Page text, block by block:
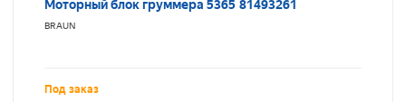
Моторный блок груммера 5365 81493261
BRAUN
Под заказ